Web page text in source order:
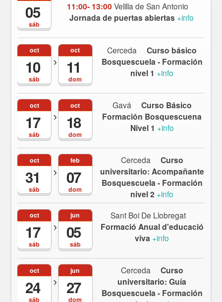
sáb
05 11:00- 13:00 Velilla de San Antonio
Jornada de puertas abiertas +info
sáb
oct
10
dom
oct
11
Cerceda
Curso básico
Bosquescuela - Formación
nivel 1 +info
sáb
oct
17
dom
oct
18
Gavá
Curso Básico
Formación Bosquescuena
Nivel 1 +info
sáb
oct
31
dom
feb
07
Cerceda
Curso
universitario: Acompañante
Bosquescuela - Formación
nivel 2 +info
sáb
oct
17
sáb
jun
05
Sant Boi De Llobregat
Formació Anual d'educació
viva +info
sáb
oct
24
dom
jun
27
Cerceda
Curso
universitario: Guía
Bosquescuela - Formación